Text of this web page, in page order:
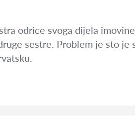
odrice svoga dijela
sestre. Problem je sto